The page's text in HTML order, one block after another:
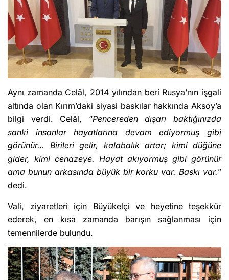
Aynı zamanda Celâl, 2014 yılından beri Rusya’nın işgali
altında olan Kırım’daki siyasi baskılar hakkında Aksoy’a
bilgi verdi. Celâl, “Pencereden dışarı baktığınızda
sanki insanlar hayatlarına devam ediyormuş gibi
görünür… Birileri gelir, kalabalık artar; kimi düğüne
gider, kimi cenazeye. Hayat akıyormuş gibi görünür
ama bunun arkasında büyük bir korku var. Baskı var.”
dedi.
Vali, ziyaretleri için Büyükelçi ve heyetine teşekkür
ederek, en kısa zamanda barışın sağlanması için
temennilerde bulundu.